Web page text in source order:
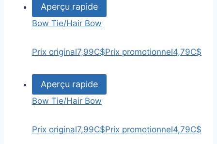
Aperçu rapide
Bow Tie/Hair Bow
Prix original7,99C$Prix promotionnel4,79C$
Aperçu rapide
Bow Tie/Hair Bow
Prix original7,99C$Prix promotionnel4,79C$